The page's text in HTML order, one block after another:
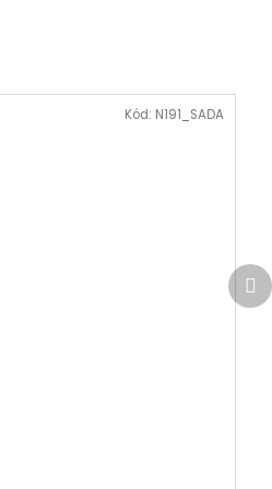
Kód: N191_SADA